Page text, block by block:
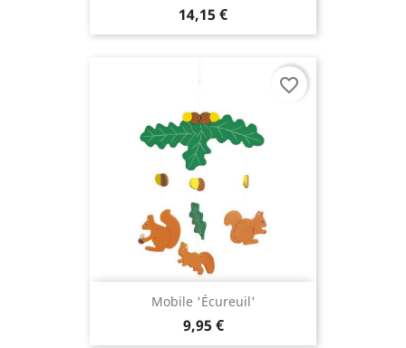
14,15 €
Mobile 'écureuil'
9,95 €
favorite_border